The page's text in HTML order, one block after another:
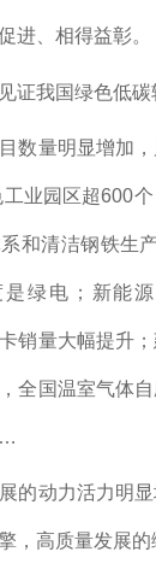
进、相得益彰。
我国绿色低
量明显增加，
业园区超600
和清洁钢铁生
绿电；新能
销量大幅提升
全国温室气体
动力活力明显
，高质量发展的